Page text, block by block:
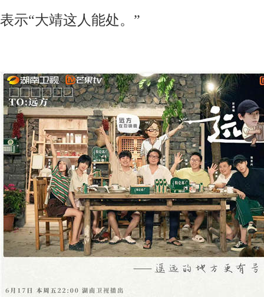
表示“大靖这人能处。 ”